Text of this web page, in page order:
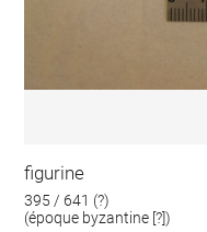
figurine
395 / 641 (?)
(époque byzantine [?])